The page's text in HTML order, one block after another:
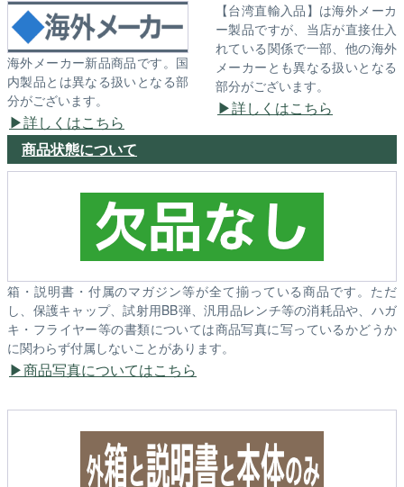
海外メーカー新品商品です。国
内製品とは異なる扱いとなる部
分がございます。
詳しくはこちら
【台湾直輸入品】は海外メーカ
ー製品ですが、当店が直接仕入
れている関係で一部、他の海外
メーカーとも異なる扱いとなる
部分がございます。
詳しくはこちら
商品状態について
箱・説明書・付属のマガジン等が全て揃っている商品です。ただ
し、保護キャップ、試射用BB弾、汎用品レンチ等の消耗品や、ハガ
キ・フライヤー等の書類については商品写真に写っているかどうか
に関わらず付属しないことがあります。
商品写真についてはこちら